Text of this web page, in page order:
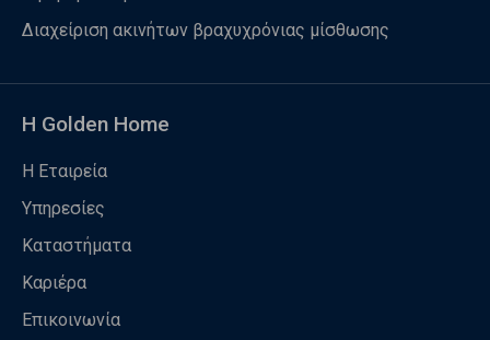
Διαχείριση ακινήτων βραχυχρόνιας μίσθωσης
Η Golden Home
Η Εταιρεία
Υπηρεσίες
Καταστήματα
Καριέρα
Επικοινωνία